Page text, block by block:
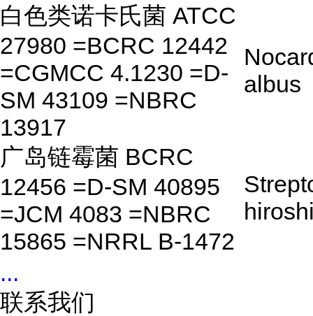
白色类诺卡氏菌 ATCC
27980 =BCRC 12442
=CGMCC 4.1230 =D-
SM 43109 =NBRC
13917
albus
广岛链霉菌 BCRC
12456 =D-SM 40895
=JCM 4083 =NBRC
15865 =NRRL B-1472
...
联系我们